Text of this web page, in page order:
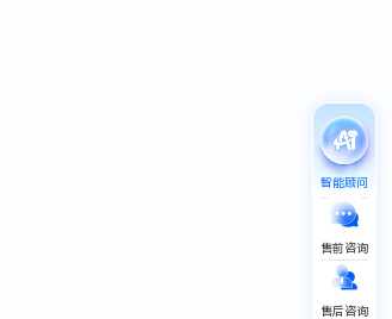
智能顾问
售前咨询
售后咨询